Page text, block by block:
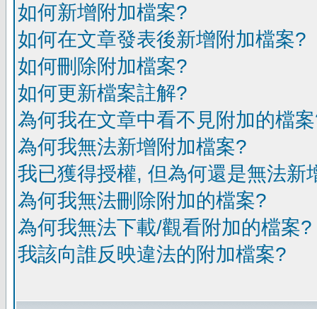
如何新增附加檔案?
如何在文章發表後新增附加檔案?
如何刪除附加檔案?
如何更新檔案註解?
為何我在文章中看不見附加的檔
為何我無法新增附加檔案?
我已獲得授權, 但為何還是無法新
為何我無法刪除附加的檔案?
為何我無法下載/觀看附加的檔案?
我該向誰反映違法的附加檔案?